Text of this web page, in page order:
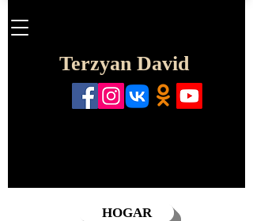
Terzyan David
HOGAR